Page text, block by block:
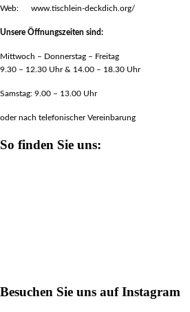
Web: www.tischlein-deckdich.org/
Unsere Öffnungszeiten sind:
Mittwoch – Donnerstag – Freitag
9.30 – 12.30 Uhr & 14.00 – 18.30 Uhr
Samstag: 9.00 – 13.00 Uhr
oder nach telefonischer Vereinbarung
So finden Sie uns:
Besuchen Sie uns auf Instagram